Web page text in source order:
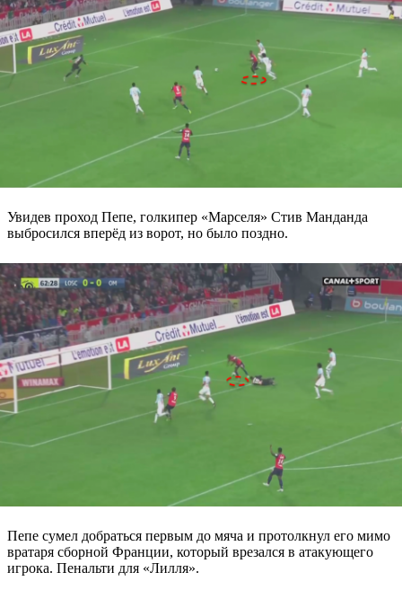
Увидев проход Пепе, голкипер «Марселя» Стив Манданда
выбросился вперёд из ворот, но было поздно.
Пепе сумел добраться первым до мяча и протолкнул его мимо
вратаря сборной Франции, который врезался в атакующего
игрока. Пенальти для «Лилля».